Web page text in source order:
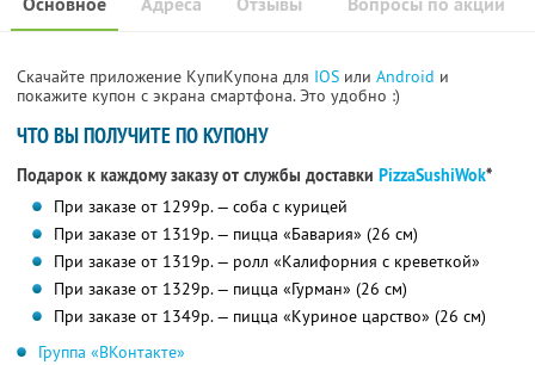
Скачайте приложение КупиКупона для IOS или Android и
покажите купон с экрана смартфона. Это удобно :)
ЧТО ВЫ ПОЛУЧИТЕ ПО КУПОНУ
Подарок к каждому заказу от службы доставки PizzaSushiWok*
При заказе от 1299р. — соба с курицей
При заказе от 1319р. — пицца «Бавария» (26 см)
При заказе от 1319р. — ролл «Калифорния с креветкой»
При заказе от 1329р. — пицца «Гурман» (26 см)
При заказе от 1349р. — пицца «Куриное царство» (26 см)
Группа «ВКонтакте»